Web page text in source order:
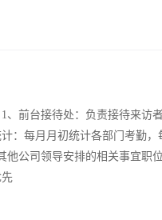
前台接待处：负责接待来访
：每月月初统计各部门考勤
公司领导安排的相关事宜职